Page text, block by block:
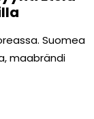
Suomea
maabrändi